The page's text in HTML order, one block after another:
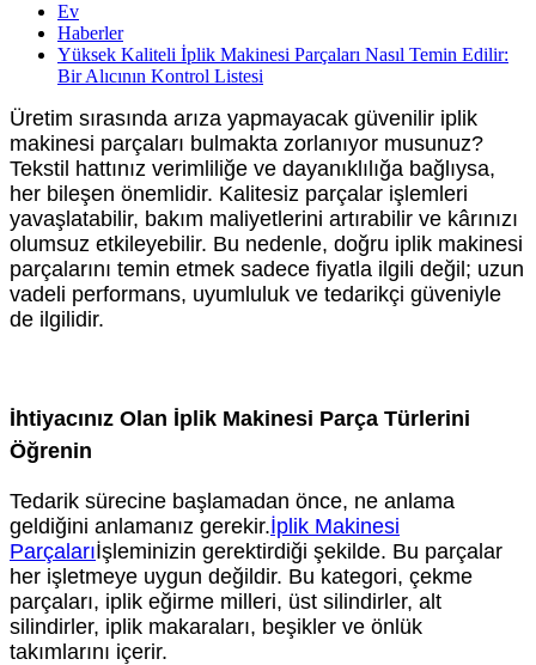
Ev
Haberler
Yüksek Kaliteli İplik Makinesi Parçaları Nasıl Temin Edilir:
Bir Alıcının Kontrol Listesi
Üretim sırasında arıza yapmayacak güvenilir iplik
makinesi parçaları bulmakta zorlanıyor musunuz?
Tekstil hattınız verimliliğe ve dayanıklılığa bağlıysa,
her bileşen önemlidir. Kalitesiz parçalar işlemleri
yavaşlatabilir, bakım maliyetlerini artırabilir ve kârınızı
olumsuz etkileyebilir. Bu nedenle, doğru iplik makinesi
parçalarını temin etmek sadece fiyatla ilgili değil; uzun
vadeli performans, uyumluluk ve tedarikçi güveniyle
de ilgilidir.
İhtiyacınız Olan İplik Makinesi Parça Türlerini
Öğrenin
Tedarik sürecine başlamadan önce, ne anlama
geldiğini anlamanız gerekir.İplik Makinesi
Parçalarıİşleminizin gerektirdiği şekilde. Bu parçalar
her işletmeye uygun değildir. Bu kategori, çekme
parçaları, iplik eğirme milleri, üst silindirler, alt
silindirler, iplik makaraları, beşikler ve önlük
takımlarını içerir.